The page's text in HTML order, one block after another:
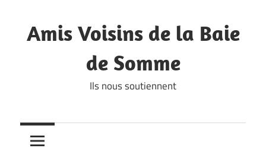
content
Amis Voisins de la Baie
de Somme
Ils nous soutiennent